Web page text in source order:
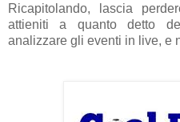
Ricapitolando, lascia
attieniti a quanto detto
analizzare gli eventi in live, e